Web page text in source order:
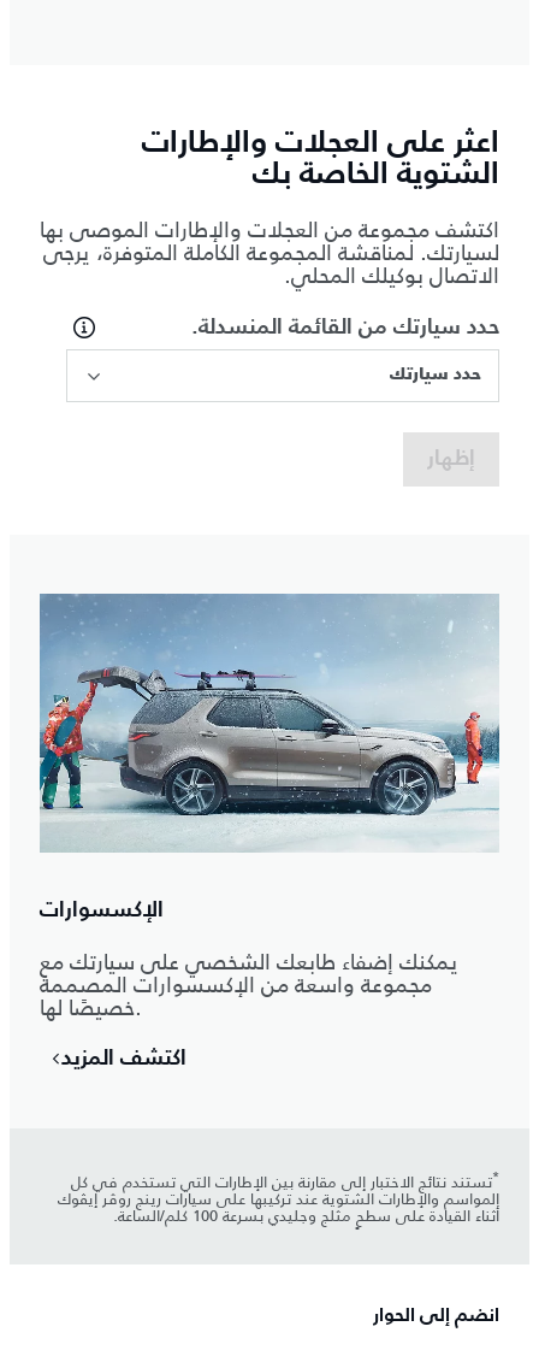
اعثر على العجلات والإطارات
الشتوية الخاصة بك
اكتشف مجموعة من العجلات والإطارات الموصى بها
لسيارتك. لمناقشة المجموعة الكاملة المتوفرة، يرجى
الاتصال بوكيلك المحلي.
حدد سيارتك من القائمة المنسدلة.
حدد سيارتك
إظهار
الإكسسوارات
يمكنك إضفاء طابعك الشخصي على سيارتك مع
مجموعة واسعة من الإكسسوارات المصممة
خصيصًا لها.
اكتشف المزيد
*تستند نتائج الاختبار إلى مقارنة بين الإطارات التي تستخدم في كل
المواسم والإطارات الشتوية عند تركيبها على سيارات رينج روڤر إيڤوك
أثناء القيادة على سطحٍ مثلج وجليدي بسرعة 100 كلم/الساعة.
انضم إلى الحوار